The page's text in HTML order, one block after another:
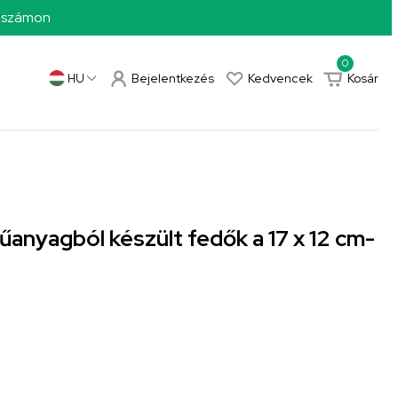
HU Bejelentkezés Kedvencek
0
Kosár
készült fedők a 17 x 12 cm-